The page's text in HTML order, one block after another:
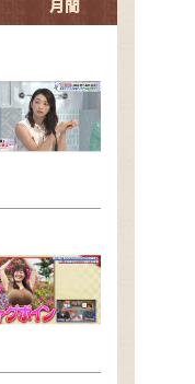
ど・・・
ラエティ！
て真剣です
×福井アナ
」（news お
うの献立 何
月間